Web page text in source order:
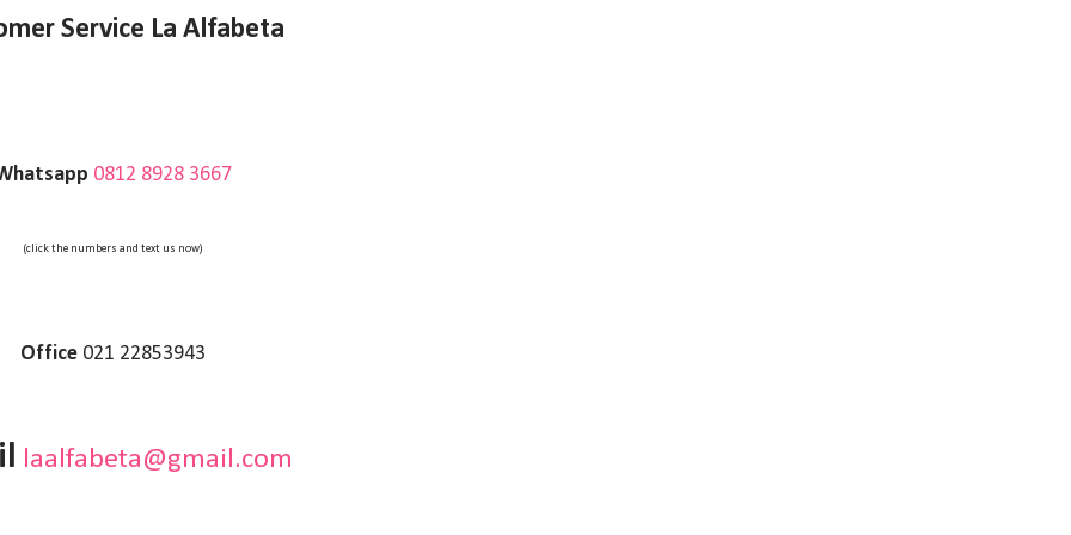
Service La Alfabeta
0812 8928 3667
(click the numbers and text us now)
Office021 22853943
laalfabeta@gmail.com